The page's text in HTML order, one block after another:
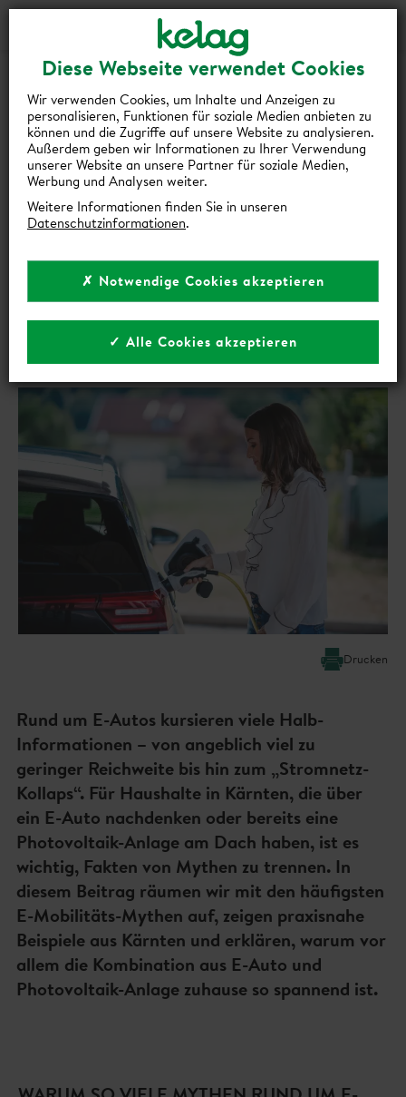
Diese Webseite verwendet Cookies
Wir verwenden Cookies, um Inhalte und Anzeigen zu
personalisieren, Funktionen für soziale Medien anbieten zu
können und die Zugriffe auf unsere Website zu analysieren.
Außerdem geben wir Informationen zu Ihrer Verwendung
unserer Website an unsere Partner für soziale Medien,
Werbung und Analysen weiter.
Weitere Informationen finden Sie in unseren
Datenschutzinformationen.
✗ Notwendige Cookies akzeptieren
✓ Alle Cookies akzeptieren
Login
zurück zur Übersicht
6 E-AUTO-MYTHEN IM
FAKTENCHECK: SO FÄHRT
KÄRNTEN ELEKTRISCH
24. März 2026
Teilen auf:
Link kopieren
Drucken
Rund um E-Autos kursieren viele Halb-
Informationen – von angeblich viel zu
geringer Reichweite bis hin zum „Stromnetz-
Kollaps“. Für Haushalte in Kärnten, die über
ein E-Auto nachdenken oder bereits eine
Photovoltaik-Anlage am Dach haben, ist es
wichtig, Fakten von Mythen zu trennen. In
diesem Beitrag räumen wir mit den häufigsten
E-Mobilitäts-Mythen auf, zeigen praxisnahe
Beispiele aus Kärnten und erklären, warum vor
allem die Kombination aus E-Auto und
Photovoltaik-Anlage zuhause so spannend ist.